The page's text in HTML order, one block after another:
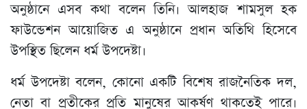
অনুষ্ঠানে এসব কথা বলেন তিনি। আলহাজ শামসুল হক
ফাউন্ডেশন আয়োজিত এ অনুষ্ঠানে প্রধান অতিথি হিসেবে
উপস্থিত ছিলেন ধর্ম উপদেষ্টা।
ধর্ম উপদেষ্টা বলেন, কোনো একটি বিশেষ রাজনৈতিক দল,
নেতা বা প্রতীকের প্রতি মানুষের আকর্ষণ থাকতেই পারে।